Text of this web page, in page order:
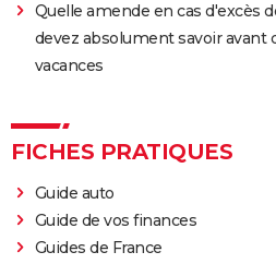
Quelle amende en cas d'excès
devez absolument savoir avant
vacances
FICHES PRATIQUES
Guide auto
Guide de vos finances
Guides de France